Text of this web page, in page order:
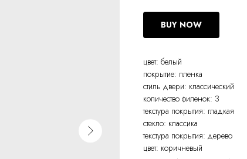
BUY NOW
цвет: белый
покрытие: пленка
стиль двери: классический
количество филенок: 3
текстура покрытия: гладкая
стекло: классика
текстура покрытия: дерево
цвет: коричневый